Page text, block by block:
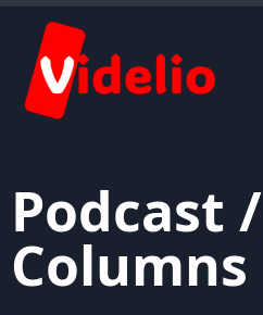
Podcast /
Columns